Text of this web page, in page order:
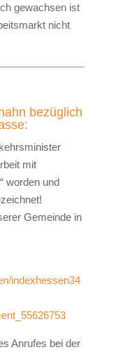
gewachsen ist
nicht
bezüglich
mit
worden und
Gemeinde in
indexhessen34
Anrufes bei der